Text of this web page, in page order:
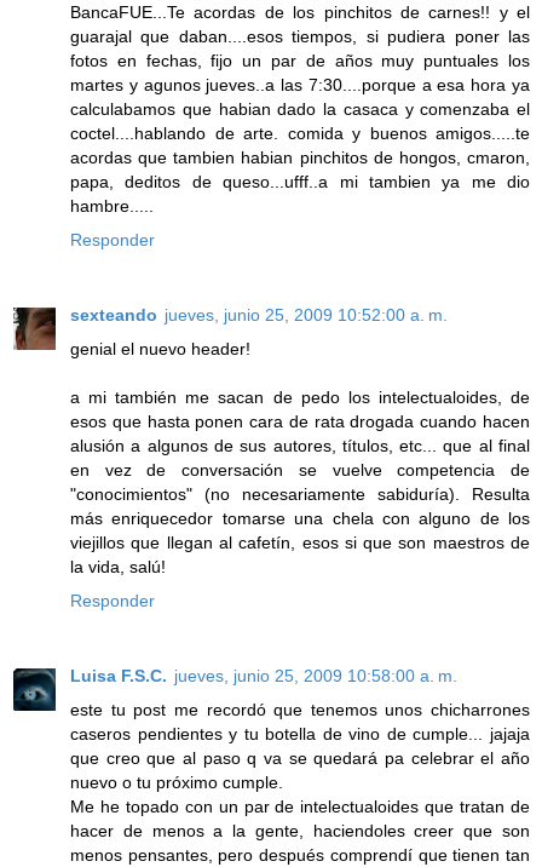
BancaFUE...Te acordas de los pinchitos de carnes!! y el
guarajal que daban....esos tiempos, si pudiera poner las
fotos en fechas, fijo un par de años muy puntuales los
martes y agunos jueves..a las 7:30....porque a esa hora ya
calculabamos que habian dado la casaca y comenzaba el
coctel....hablando de arte. comida y buenos amigos.....te
acordas que tambien habian pinchitos de hongos, cmaron,
papa, deditos de queso...ufff..a mi tambien ya me dio
hambre.....
Responder
sexteando jueves, junio 25, 2009 10:52:00 a. m.
genial el nuevo header!
a mi también me sacan de pedo los intelectualoides, de
esos que hasta ponen cara de rata drogada cuando hacen
alusión a algunos de sus autores, títulos, etc... que al final
en vez de conversación se vuelve competencia de
"conocimientos" (no necesariamente sabiduría). Resulta
más enriquecedor tomarse una chela con alguno de los
viejillos que llegan al cafetín, esos si que son maestros de
la vida, salú!
Responder
Luisa F.S.C. jueves, junio 25, 2009 10:58:00 a. m.
este tu post me recordó que tenemos unos chicharrones
caseros pendientes y tu botella de vino de cumple... jajaja
que creo que al paso q va se quedará pa celebrar el año
nuevo o tu próximo cumple.
Me he topado con un par de intelectualoides que tratan de
hacer de menos a la gente, haciendoles creer que son
menos pensantes, pero después comprendí que tienen tan